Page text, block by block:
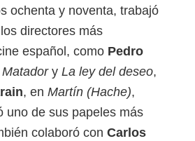
ochenta y noventa, trabajó
directores más
español, como Pedro
Matadory La ley del deseo,
, en Martín (Hache),
uno de sus papeles más
colaboró con Carlos